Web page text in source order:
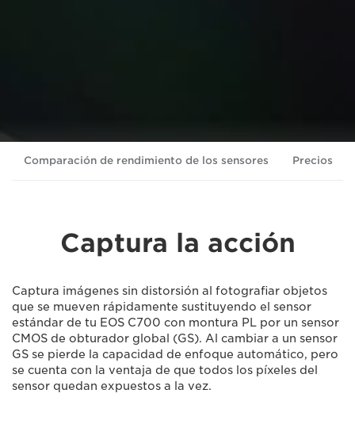
Comparación de rendimiento de los sensores Precios
Captura la acción
Captura imágenes sin distorsión al fotografiar objetos
que se mueven rápidamente sustituyendo el sensor
estándar de tu EOS C700 con montura PL por un sensor
CMOS de obturador global (GS). Al cambiar a un sensor
GS se pierde la capacidad de enfoque automático, pero
se cuenta con la ventaja de que todos los píxeles del
sensor quedan expuestos a la vez.